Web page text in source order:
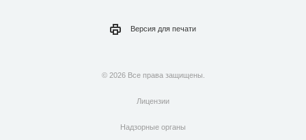
Версия для печати
© 2026 Все права защищены.
Лицензии
Надзорные органы